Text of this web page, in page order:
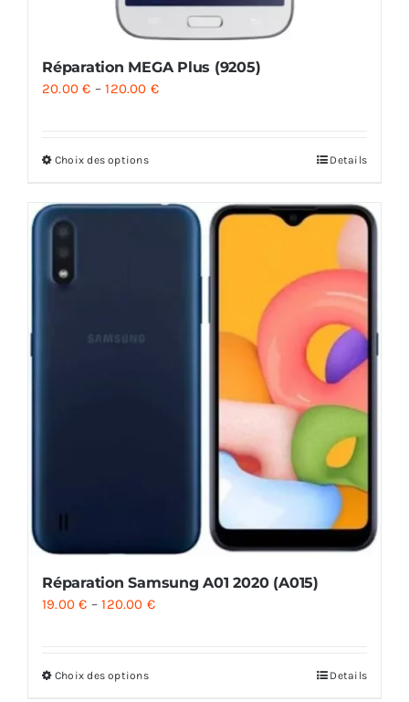
Réparation MEGA Plus (9205)
20.00€ –120.00 €
Choix des options Details
Réparation Samsung A01 2020 (A015)
19.00€ –120.00 €
Choix des options Details